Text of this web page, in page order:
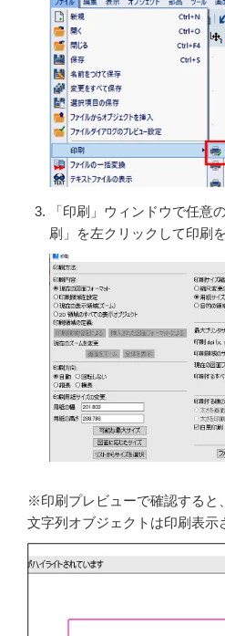
「印刷」ウィンドウで任意
刷」を左クリックして印刷
※印刷プレビューで確認すると
文字列オブジェクトは印刷表示